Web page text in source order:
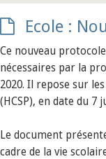
Ecole :
Ce nouveau
nécessaires par la
2020. Il repose sur
(HCSP), en date du 7
Le document
cadre de la vie